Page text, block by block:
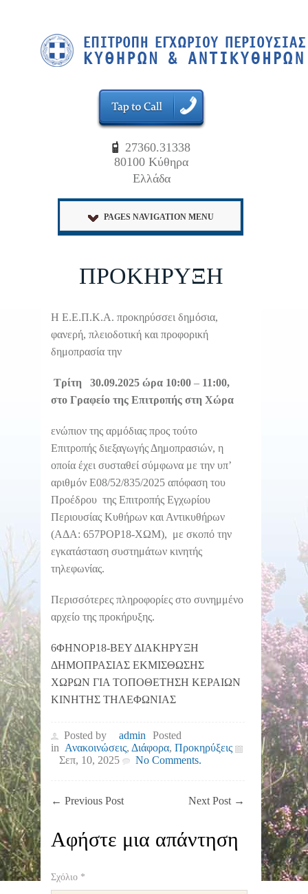
27360.31338
80100 Κύθηρα
Ελλάδα
PAGES NAVIGATION MENU
ΠΡΟΚΗΡΥΞΗ
Η Ε.Ε.Π.Κ.Α. προκηρύσσει δημόσια,
φανερή, πλειοδοτική και προφορική
δημοπρασία την
Τρίτη 30.09.2025 ώρα 10:00 – 11:00,
στo Γραφείο της Επιτροπής στη Χώρα
ενώπιον της αρμόδιας προς τούτο
Επιτροπής διεξαγωγής Δημοπρασιών, η
οποία έχει συσταθεί σύμφωνα με την υπ’
αριθμόν Ε08/52/835/2025 απόφαση του
Προέδρου της Επιτροπής Εγχωρίου
Περιουσίας Κυθήρων και Αντικυθήρων
(ΑΔΑ: 657ΡΟΡ18-ΧΩΜ), με σκοπό την
εγκατάσταση συστημάτων κινητής
τηλεφωνίας.
Περισσότερες πληροφορίες στο συνημμένο
αρχείο της προκήρυξης.
6ΦΗΝΟΡ18-ΒΕΥ ΔΙΑΚΗΡΥΞΗ
ΔΗΜΟΠΡΑΣΙΑΣ ΕΚΜΙΣΘΩΣΗΣ
ΧΩΡΩΝ ΓΙΑ ΤΟΠΟΘΕΤΗΣΗ ΚΕΡΑΙΩΝ
ΚΙΝΗΤΗΣ ΤΗΛΕΦΩΝΙΑΣ
Posted by admin
Posted
in Ανακοινώσεις, Διάφορα, Προκηρύξεις
Σεπ, 10, 2025
No Comments.
← Previous Post Next Post →
Αφήστε μια απάντηση
Σχόλιο *